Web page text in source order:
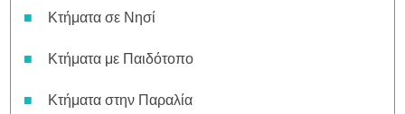
Κτήματα σε Νησί
Κτήματα με Παιδότοπο
Κτήματα στην Παραλία